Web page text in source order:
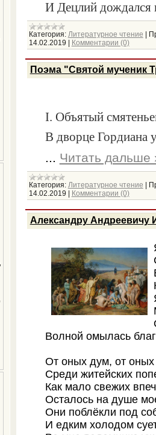
И Децлий дождался
Категория: Литературное чтение
14.02.2019
Комментарии (0)
Поэма "Святой мученик
I. Объятый
В дворце Гордиана
... Читать дальше
Категория: Литературное чтение
14.02.2019
Комментарии (0)
Александру Андреевичу
Волной омылась
От оных дум, от
Среди житейских
Как мало свежих
Осталось на душе
Они поблёкли под
И едким холодом